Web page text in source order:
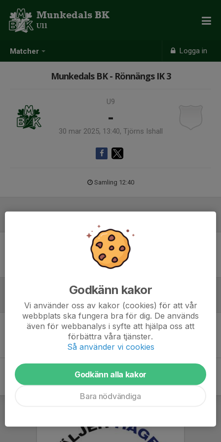
Matcher Logga in
Munkedals BK
U11
Munkedals BK - Rönnängs IK 3
U9
-
30 mar 2025, 13:40, Tjörns Ishall
Samling 12:40
Ingen uppställning ifylld
Referat
Inget referat skrivet
Godkänn kakor
Vi använder oss av kakor (cookies) för att vår
webbplats ska fungera bra för dig. De används
även för webbanalys i syfte att hjälpa oss att
förbättra våra tjänster.
Så använder vi cookies
Godkänn alla kakor
Bara nödvändiga